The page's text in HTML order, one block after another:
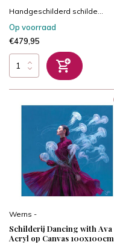
Handgeschilderd schilde...
Op voorraad
€479,95
Werns -
Schilderij Dancing with Ava
Acryl op Canvas 100x100cm